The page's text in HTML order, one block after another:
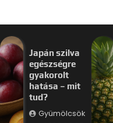
Japán szilva
egészségre
gyakorolt
hatása – mit
tud?
Gyümölcsök